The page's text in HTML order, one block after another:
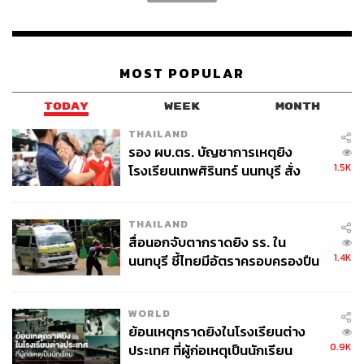
ค้ำประกันสินเชื่อ ระยะเวลาดำเนินโครงการตั้งแต่วันที่
มาตรการสำหรับลูกหนี้ บสย. สำหรับลูกหนี้ที่ประนอม
หนี้กับ บสย. แล้ว และค้างชำระไม่เกิน 3 งวด จะได้รับ
การลดค่างวด ระยะเวลาดำเนินโครงการตั้งแต่วันที่ 1
มกราคม ถึงวันที่ 30 มีนาคม 2566
ข่าวที่เกี่ยวข้อง
งสุด 4.5% และ 10% หวังส่งเสริมการออมระยะยาว
เปิดสถิติ 9 เดือนแรกปี 65 ธนาคาร ไหนครองแชมป์แอ
ปล่มมากที่สุด
ไม่ตกขบวน! ไทยพาณิชย์ปรับขึ้นดอกเบี้ย MLR และ M
0%
MOST POPULAR
TODAY WEEK MONTH
THAILAND
รอง ผบ.ตร. บัญชาการเหตุยิง
โรงเรียนเทพศิรินทร์ นนทบุรี สั่ง
1.5K
THAILAND
สื่อนอกจับตากราดยิง รร. ใน
นนทบุรี ชี้ไทยมีอัตราครอบครองปืน
1.4K
WORLD
ย้อนเหตุกราดยิงในโรงเรียนต่าง
ประเทศ ที่ผู้ก่อเหตุเป็นนักเรียน
0.9K